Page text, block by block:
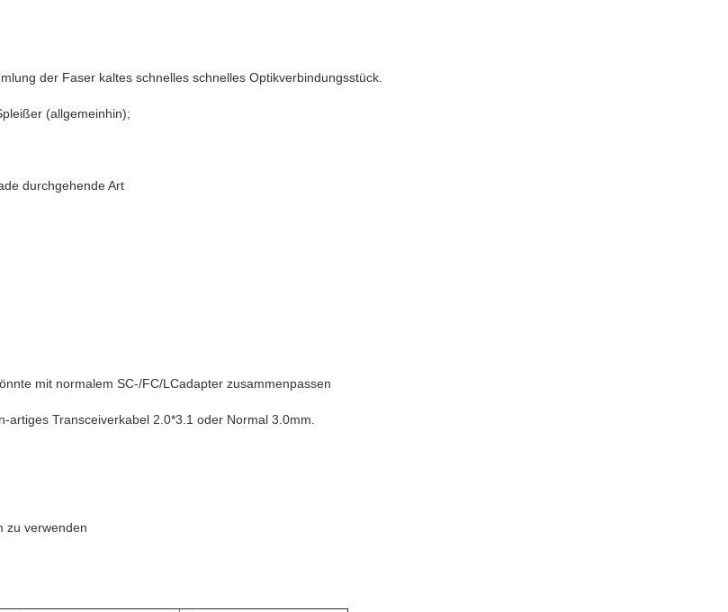
der Faser kaltes schnelles schnelles Optikverbindungsstück.
(allgemeinhin);
durchgehende Art
mit normalem SC-/FC/LCadapter zusammenpassen
artiges Transceiverkabel 2.0*3.1 oder Normal 3.0mm.
zu verwenden